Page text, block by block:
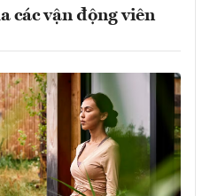
các vận động viên